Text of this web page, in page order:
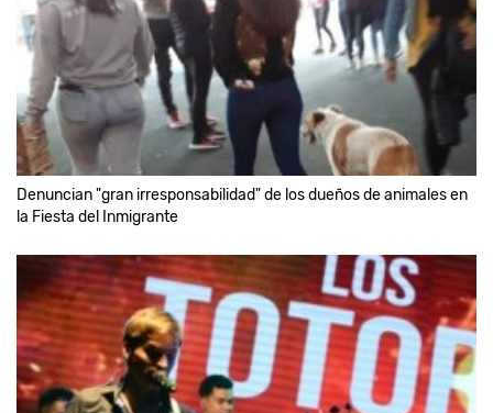
Denuncian "gran irresponsabilidad" de los dueños de animales en
la Fiesta del Inmigrante